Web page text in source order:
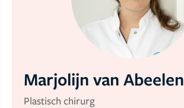
Marjolijn van Abeelen
Plastisch chirurg